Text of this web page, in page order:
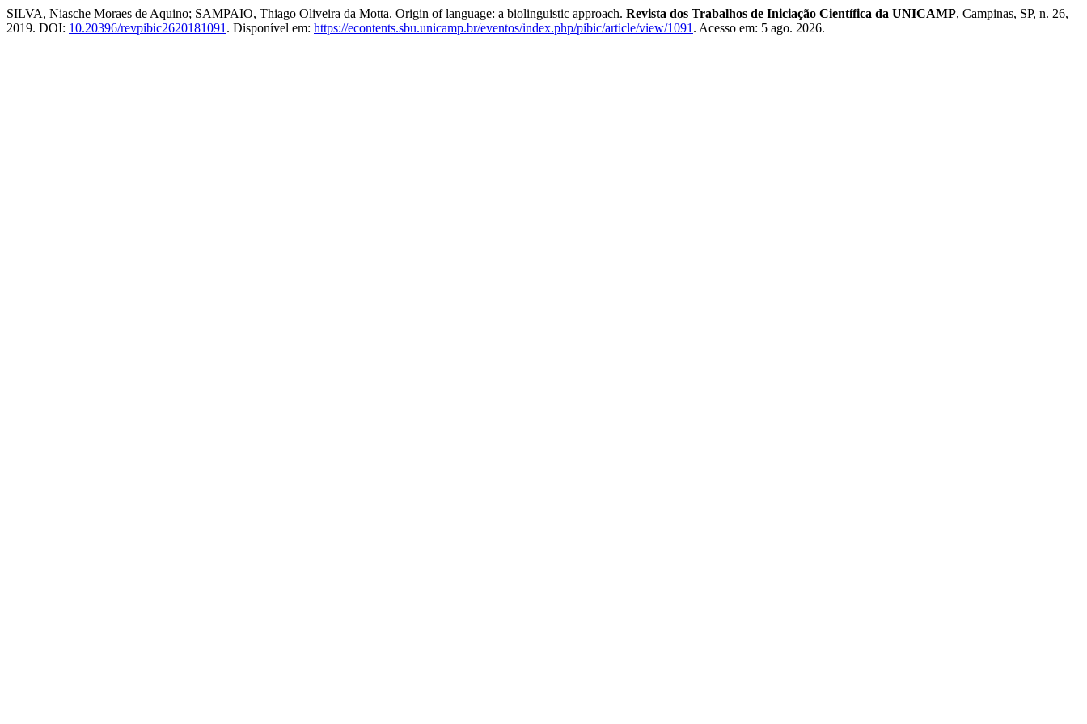
SILVA, Niasche Moraes de Aquino; SAMPAIO, Thiago Oliveira da Motta. Origin of language: a biolinguistic approach. Revista dos Trabalhos de Iniciação Científica da UNICAMP, Campinas, SP, n. 26,
2019. DOI: 10.20396/revpibic2620181091 . Disponível em: https://econtents.sbu.unicamp.br/eventos/index.php/pibic/article/view/1091 . Acesso em: 5 ago. 2026.